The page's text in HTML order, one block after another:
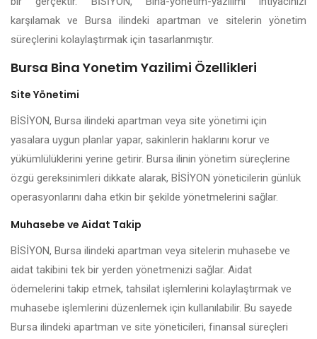
karşılamak ve Bursa ilindeki apartman ve sitelerin yönetim
süreçlerini kolaylaştırmak için tasarlanmıştır.
Bursa Bina Yonetim Yazilimi Özellikleri
Site Yönetimi
BİSİYON, Bursa ilindeki apartman veya site yönetimi için
yasalara uygun planlar yapar, sakinlerin haklarını korur ve
yükümlülüklerini yerine getirir. Bursa ilinin yönetim süreçlerine
özgü gereksinimleri dikkate alarak, BİSİYON yöneticilerin günlük
operasyonlarını daha etkin bir şekilde yönetmelerini sağlar.
Muhasebe ve Aidat Takip
BİSİYON, Bursa ilindeki apartman veya sitelerin muhasebe ve
aidat takibini tek bir yerden yönetmenizi sağlar. Aidat
ödemelerini takip etmek, tahsilat işlemlerini kolaylaştırmak ve
muhasebe işlemlerini düzenlemek için kullanılabilir. Bu sayede
Bursa ilindeki apartman ve site yöneticileri, finansal süreçleri